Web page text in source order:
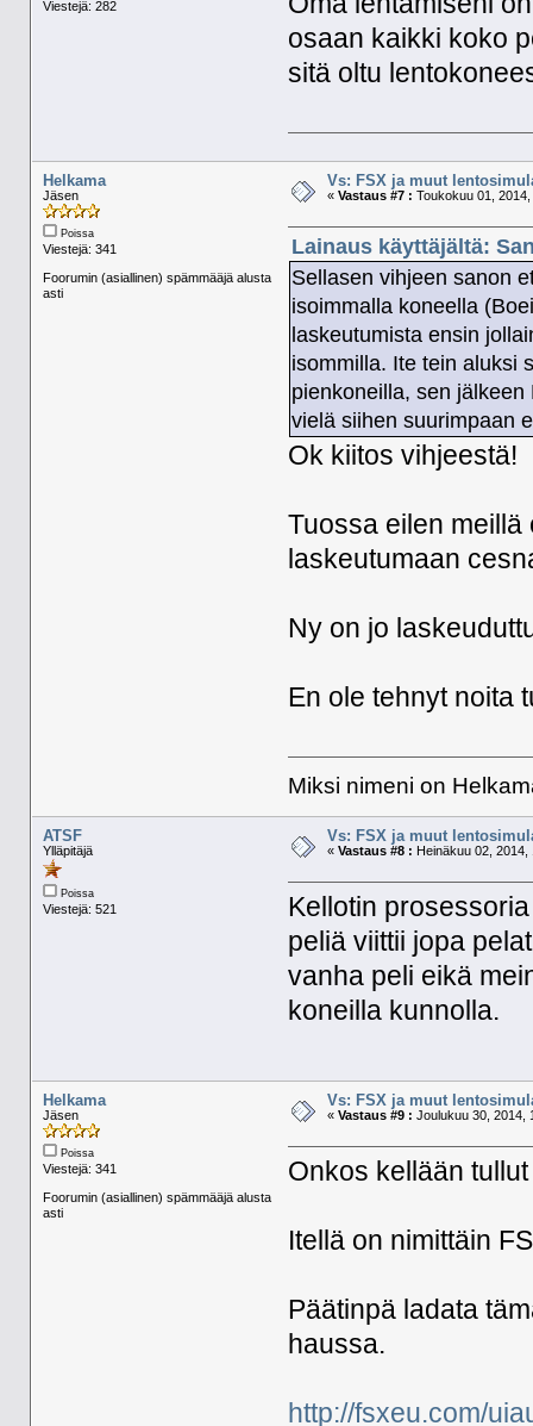
Viestejä: 282
osaan kaikki koko
sitä oltu
Helkama
Jäsen
Poissa
Viestejä: 341
Foorumin (asiallinen) spämmääjä alusta
asti
Vs: FSX ja muut
« Vastaus #7 : Toukokuu 01,
Lainaus käyttäjältä:
Sellasen vihjeen sanon
isoimmalla koneella
laskeutumista ensin
isommilla. Ite tein aluksi
pienkoneilla, sen
vielä siihen suurimpaan
Ok kiitos vihjeestä!
Tuossa eilen
laskeutumaan
Ny on jo
En ole tehnyt noita
Miksi nimeni on
ATSF
Ylläpitäjä
Poissa
Viestejä: 521
Vs: FSX ja muut
« Vastaus #8 : Heinäkuu 02, 2014,
Kellotin
peliä viittii jopa
vanha peli eikä
koneilla kunnolla.
Helkama
Jäsen
Poissa
Viestejä: 341
Foorumin (asiallinen) spämmääjä alusta
asti
Vs: FSX ja muut
« Vastaus #9 : Joulukuu 30, 2014,
Onkos kellään
Itellä on nimittäin
Päätinpä ladata
haussa.
http://fsxeu.com/